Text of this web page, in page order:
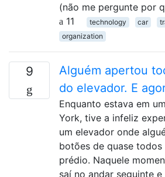
(não me pergunte por
11
technology car
organization
9
Alguém apertou
do elevador. E
Enquanto estava em
York, tive a infeliz
um elevador onde
botões de quase todos
prédio. Naquele
saí no andar seguinte